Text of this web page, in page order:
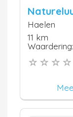
Haelen
11 km
Waardering: